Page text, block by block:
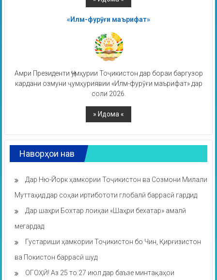
«Илм-фурӯғи маърифат»
Амри Президенти Ҷумҳурии Тоҷикистон дар бораи баргузор
кардани озмуни ҷумҳуриявии «Илм-фурӯғи маърифат» дар
соли 2026.
Наворҳои нав
Дар Ню-Йорк ҳамкории Тоҷикистон ва Созмони Милали
Муттаҳид дар соҳаи иртибототи глобалӣ баррасӣ гардид
Дар шаҳри Бохтар лоиҳаи «Шаҳри бехатар» амалӣ
мегардад
Густариши ҳамкории Тоҷикистон бо Чин, Қирғизистон
ва Покистон баррасӣ шуд
ОГОҲӢ! Аз 25 то 27 июл дар баъзе минтақаҳои